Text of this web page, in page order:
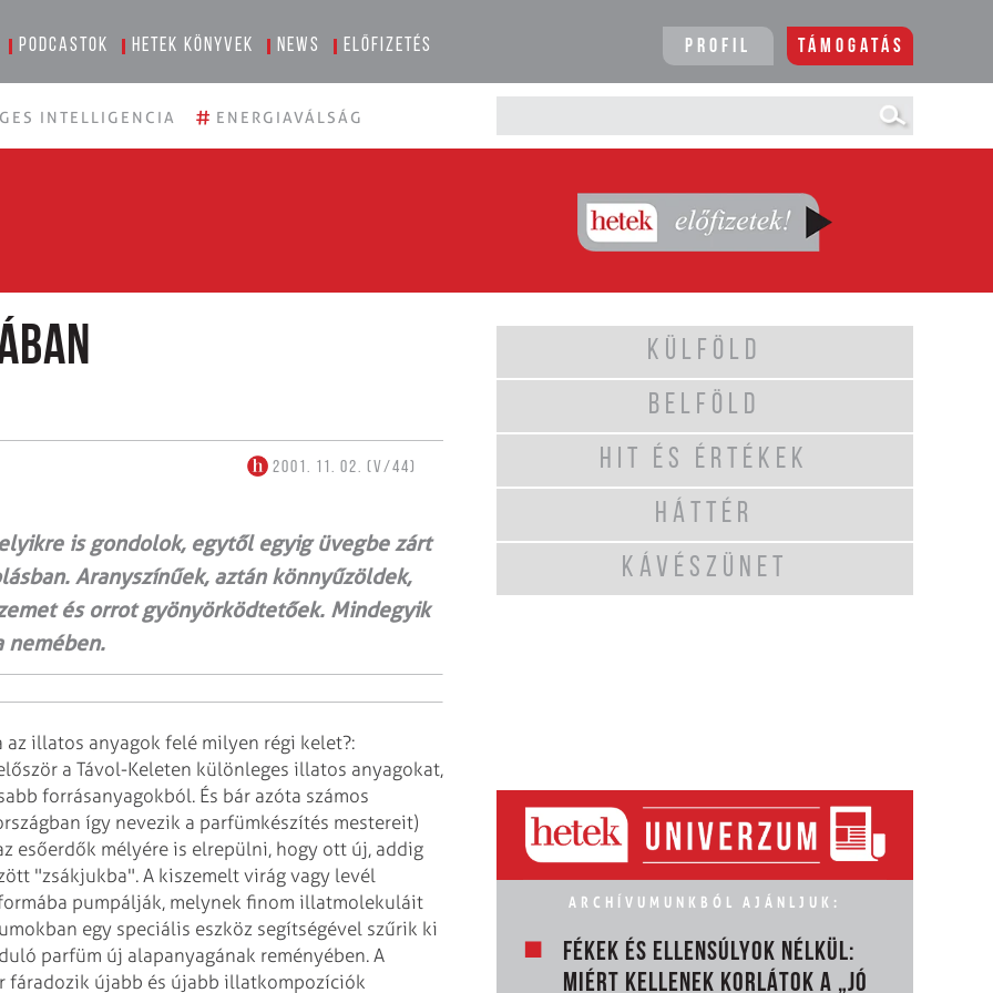
Podcastok Hetek könyvek News Előfizetés Profil Támogatás
INTELLIGENCIA # ENERGIAVÁLSÁG
2001. 11. 02. (V/44)
is gondolok, egytől egyig üvegbe zárt
Aranyszínűek, aztán könnyűzöldek,
és orrot gyönyörködtetőek. Mindegyik
nemében.
illatos anyagok felé milyen régi kelet?:
a Távol-Keleten különleges illatos anyagokat,
forrásanyagokból. És bár azóta számos
így nevezik a parfümkészítés mestereit)
esőerdők mélyére is elrepülni, hogy ott új, addig
"zsákjukba". A kiszemelt virág vagy levél
pumpálják, melynek finom illatmolekuláit
egy speciális eszköz segítségével szűrik ki
parfüm új alapanyagának reményében. A
újabb és újabb illatkompozíciók
KÜLFÖLD
BELFÖLD
HIT ÉS ÉRTÉKEK
HÁTTÉR
KÁVÉSZÜNET
ARCHÍVUMUNKBÓL AJÁNLJUK:
FÉKEK ÉS ELLENSÚLYOK NÉLKÜL:
MIÉRT KELLENEK KORLÁTOK A „JÓ